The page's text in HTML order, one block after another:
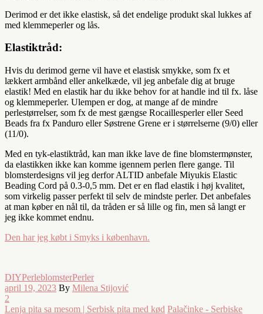
Derimod er det ikke elastisk, så det endelige produkt skal lukkes af
med klemmeperler og lås.
Elastiktråd:
Hvis du derimod gerne vil have et elastisk smykke, som fx et
lækkert armbånd eller ankelkæde, vil jeg anbefale dig at bruge
elastik! Med en elastik har du ikke behov for at handle ind til fx. låse
og klemmeperler. Ulempen er dog, at mange af de mindre
perlestørrelser, som fx de mest gængse Rocaillesperler eller Seed
Beads fra fx Panduro eller Søstrene Grene er i størrelserne (9/0) eller
(11/0).
Med en tyk-elastiktråd, kan man ikke lave de fine blomstermønster,
da elastikken ikke kan komme igennem perlen flere gange. Til
blomsterdesigns vil jeg derfor ALTID anbefale Miyukis Elastic
Beading Cord på 0.3-0,5 mm. Det er en flad elastik i høj kvalitet,
som virkelig passer perfekt til selv de mindste perler. Det anbefales
at man køber en nål til, da tråden er så lille og fin, men så langt er
jeg ikke kommet endnu.
Den har jeg købt i Smyks i københavn.
DIYPerleblomsterPerler
april 19, 2023 By Milena Stijović
2
Lenja pita sa mesom | Serbisk pita med kød Palačinke - Serbiske